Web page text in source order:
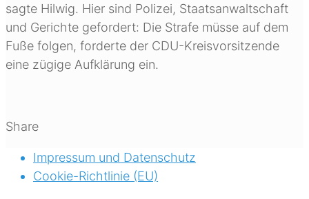
sagte Hilwig. Hier sind Polizei, Staatsanwaltschaft
und Gerichte gefordert: Die Strafe müsse auf dem
Fuße folgen, forderte der CDU-Kreisvorsitzende
eine zügige Aufklärung ein.
Share
Impressum und Datenschutz
Cookie-Richtlinie (EU)